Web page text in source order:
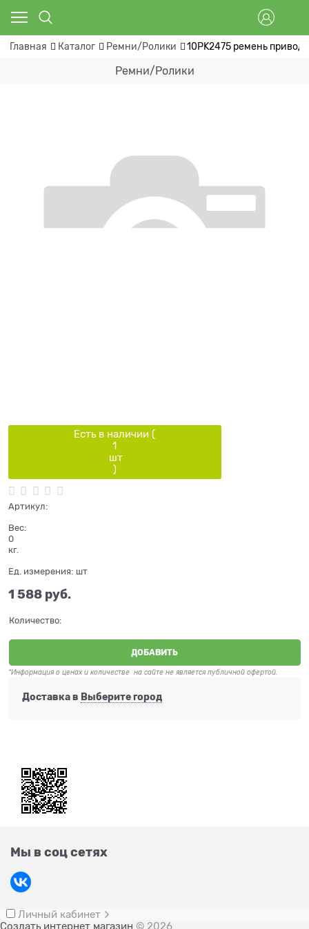
Главная Каталог Ремни/Ролики 10PK2475 ремень
Ремни/Ролики
Есть в наличии (
1
шт
)
Артикул:
Вес:
0
кг.
Ед. измерения: шт
1 588 руб.
Количество:
ДОБАВИТЬ
*Информация о ценах и количестве на сайте не является публичной офертой.
Доставка в Выберите город
Мы в соц сетях
Личный кабинет
Создать интернет магазин © 2026